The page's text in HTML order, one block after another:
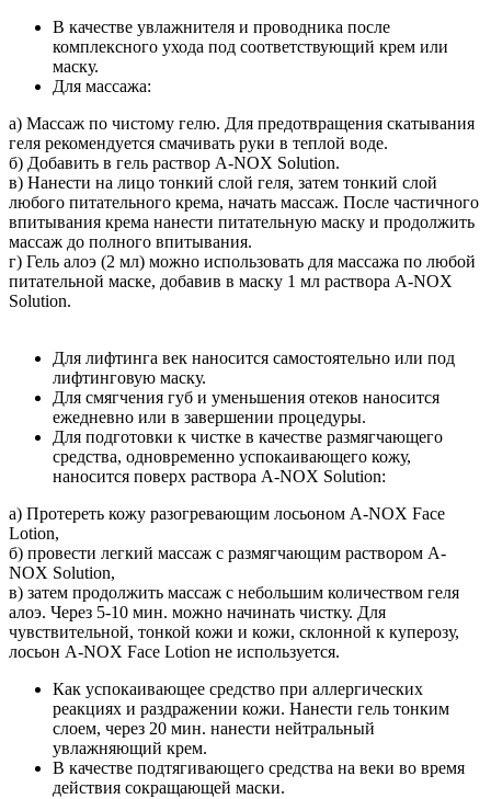
В качестве увлажнителя и проводника после
комплексного ухода под соответствующий крем или
маску.
Для массажа:
а) Массаж по чистому гелю. Для предотвращения скатывания
геля рекомендуется смачивать руки в теплой воде.
б) Добавить в гель раствор A-NOX Solution.
в) Нанести на лицо тонкий слой геля, затем тонкий слой
любого питательного крема, начать массаж. После частичного
впитывания крема нанести питательную маску и продолжить
массаж до полного впитывания.
г) Гель алоэ (2 мл) можно использовать для массажа по любой
питательной маске, добавив в маску 1 мл раствора A-NOX
Solution.
Для лифтинга век наносится самостоятельно или под
лифтинговую маску.
Для смягчения губ и уменьшения отеков наносится
ежедневно или в завершении процедуры.
Для подготовки к чистке в качестве размягчающего
средства, одновременно успокаивающего кожу,
наносится поверх раствора A-NOX Solution:
а) Протереть кожу разогревающим лосьоном A-NOX Face
Lotion,
б) провести легкий массаж с размягчающим раствором A-
NOX Solution,
в) затем продолжить массаж с небольшим количеством геля
алоэ. Через 5-10 мин. можно начинать чистку. Для
чувствительной, тонкой кожи и кожи, склонной к куперозу,
лосьон A-NOX Face Lotion не используется.
Как успокаивающее средство при аллергических
реакциях и раздражении кожи. Нанести гель тонким
слоем, через 20 мин. нанести нейтральный
увлажняющий крем.
В качестве подтягивающего средства на веки во время
действия сокращающей маски.